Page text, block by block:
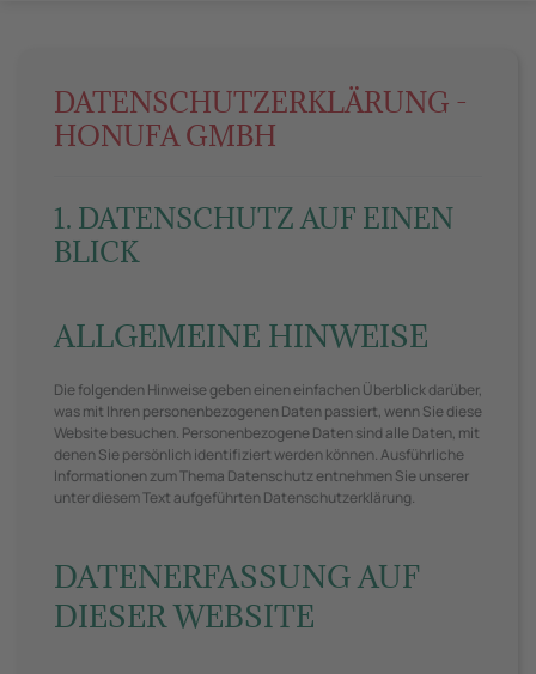
DATENSCHUTZERKLÄRUNG -
HONUFA GMBH
1. DATENSCHUTZ AUF EINEN
BLICK
ALLGEMEINE HINWEISE
Die folgenden Hinweise geben einen einfachen Überblick darüber,
was mit Ihren personenbezogenen Daten passiert, wenn Sie diese
Website besuchen. Personenbezogene Daten sind alle Daten, mit
denen Sie persönlich identifiziert werden können. Ausführliche
Informationen zum Thema Datenschutz entnehmen Sie unserer
unter diesem Text aufgeführten Datenschutzerklärung.
DATENERFASSUNG AUF
DIESER WEBSITE